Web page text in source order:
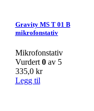
Gravity MS T 01 B
mikrofonstativ
Mikrofonstativ
Vurdert 0av 5
335,0 kr
Legg til